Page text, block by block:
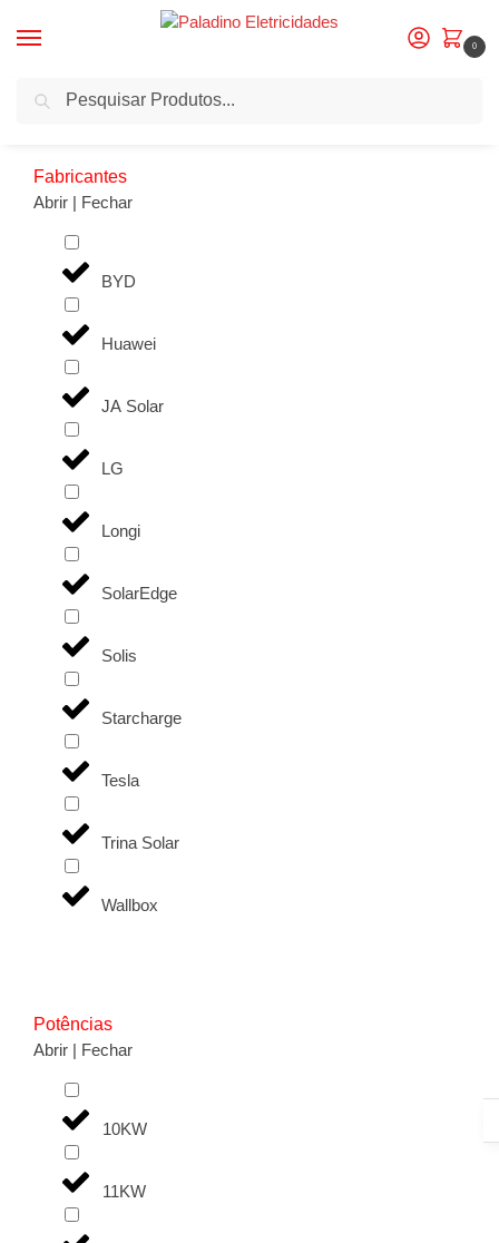
0
Início Potência do produto / 4.6KW
Fabricantes
Abrir | Fechar
BYD
Huawei
JA Solar
LG
Longi
SolarEdge
Solis
Starcharge
Tesla
Trina Solar
Wallbox
Potências
Abrir | Fechar
10KW
11KW